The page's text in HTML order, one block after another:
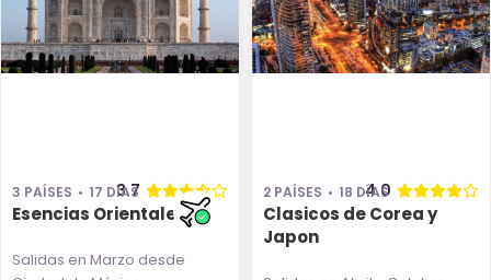
3 PAÍSES 17 DÍAS
3.7
Esencias Orientales
Salidas en Marzo desde
2 PAÍSES 18 DÍAS
4.0
Clasicos de Corea y
Japon